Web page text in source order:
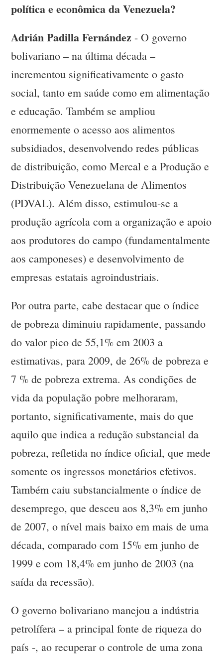
política e econômica da Venezuela?
Adrián Padilla Fernández - O governo
bolivariano – na última década –
incrementou significativamente o gasto
social, tanto em saúde como em alimentação
e educação. Também se ampliou
enormemente o acesso aos alimentos
subsidiados, desenvolvendo redes públicas
de distribuição, como Mercal e a Produção e
Distribuição Venezuelana de Alimentos
(PDVAL). Além disso, estimulou-se a
produção agrícola com a organização e apoio
aos produtores do campo (fundamentalmente
aos camponeses) e desenvolvimento de
empresas estatais agroindustriais.
Por outra parte, cabe destacar que o índice
de pobreza diminuiu rapidamente, passando
do valor pico de 55,1% em 2003 a
estimativas, para 2009, de 26% de pobreza e
7 % de pobreza extrema. As condições de
vida da população pobre melhoraram,
portanto, significativamente, mais do que
aquilo que indica a redução substancial da
pobreza, refletida no índice oficial, que mede
somente os ingressos monetários efetivos.
Também caiu substancialmente o índice de
desemprego, que desceu aos 8,3% em junho
de 2007, o nível mais baixo em mais de uma
década, comparado com 15% em junho de
1999 e com 18,4% em junho de 2003 (na
saída da recessão).
O governo bolivariano manejou a indústria
petrolífera – a principal fonte de riqueza do
país -, ao recuperar o controle de uma zona